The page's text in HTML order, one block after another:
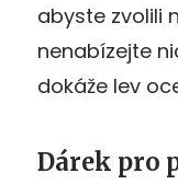
abyste zvolili
nenabízejte
dokáže lev
Dárek pro